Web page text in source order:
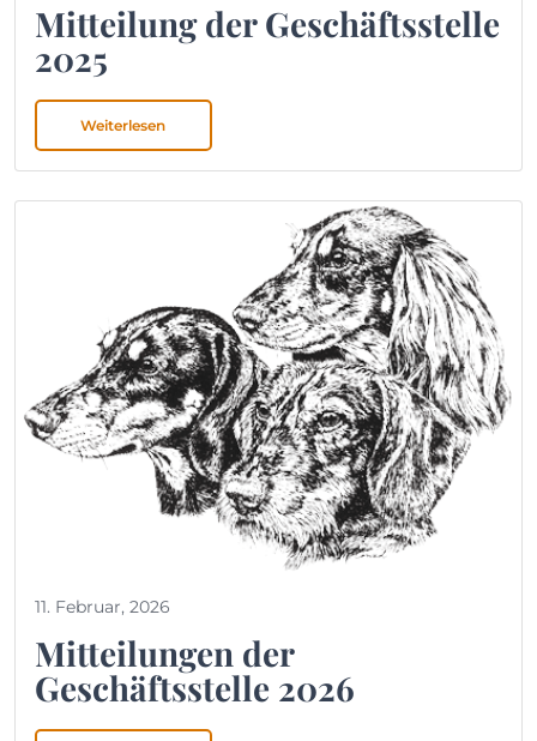
Mitteilung der Geschäftsstelle
2025
Weiterlesen
11. Februar, 2026
Mitteilungen der
Geschäftsstelle 2026